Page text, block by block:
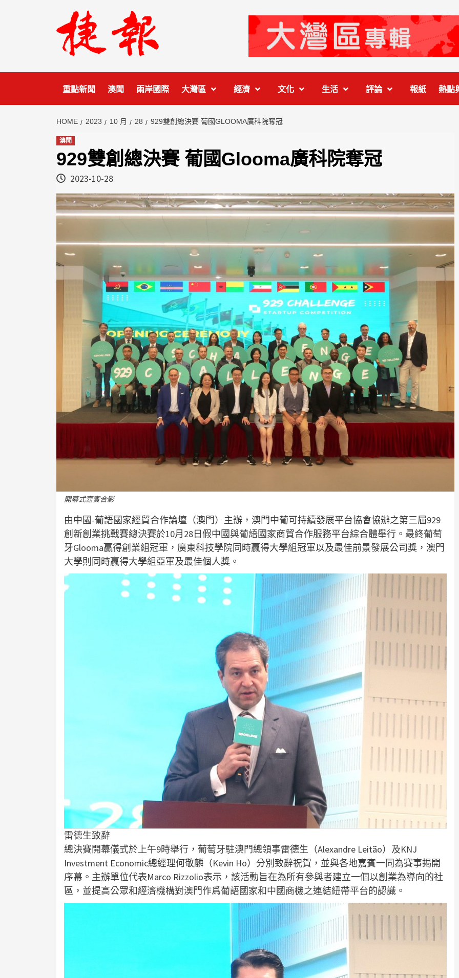
重點新聞 澳聞 兩岸國際 大灣區 經濟 文化 生活 評論 報紙 熱點
HOME 2023 10 月 28 929雙創總決賽 葡國GLOOMA廣科院奪冠
澳聞
929雙創總決賽 葡國Glooma廣科院奪冠
2023-10-28
開幕式嘉賓合影
由中國-葡語國家經貿合作論壇（澳門）主辦，澳門中葡可持續發展平台協會協辦之第三屆929
創新創業挑戰賽總決賽於10月28日假中國與葡語國家商貿合作服務平台綜合體舉行。最終葡萄
牙Glooma贏得創業組冠軍，廣東科技學院同時贏得大學組冠軍以及最佳前景發展公司獎，澳門
大學則同時贏得大學組亞軍及最佳個人獎。
雷德生致辭
總決賽開幕儀式於上午9時舉行，葡萄牙駐澳門總領事雷德生（Alexandre Leitão）及KNJ
Investment Economic總經理何敬麟（Kevin Ho）分別致辭祝賀，並與各地嘉賓一同為賽事揭開
序幕。主辦單位代表Marco Rizzolio表示，該活動旨在為所有參與者建立一個以創業為導向的社
區，並提高公眾和經濟機構對澳門作爲葡語國家和中國商機之連結紐帶平台的認識。